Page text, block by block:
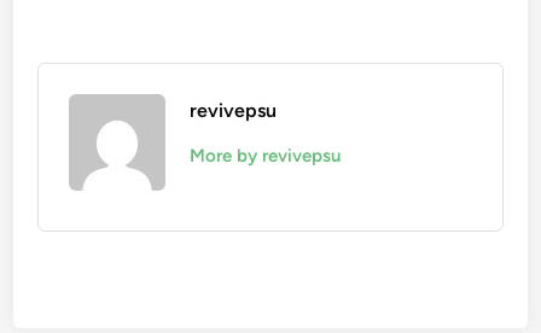
revivepsu
More by revivepsu